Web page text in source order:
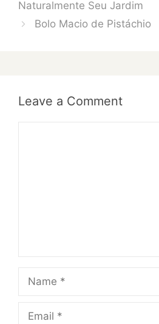
Naturalmente Seu Jardim
Bolo Macio de Pistáchio
Leave a Comment
Name
Email